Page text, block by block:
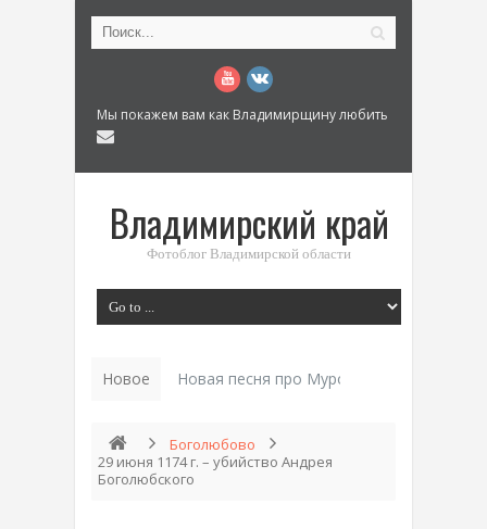
Мы покажем вам как Владимирщину любить
Владимирский край
Фотоблог Владимирской области
Новое Новая песня про Муром: «Былинный
Боголюбово
29 июня 1174 г. – убийство Андрея
Боголюбского